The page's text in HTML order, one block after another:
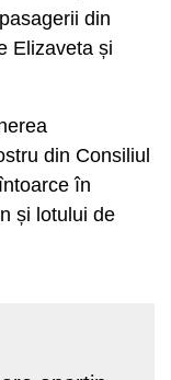
din
Elizaveta și
din Consiliul
în
și lotului de